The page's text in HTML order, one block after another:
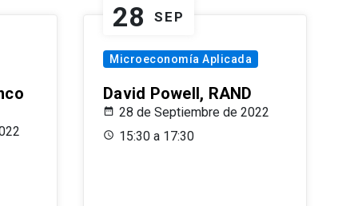
28 SEP
Microeconomía Aplicada
David Powell, RAND
28 de Septiembre de 2022
15:30 a 17:30